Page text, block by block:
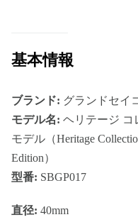
基本情報
ブランド: グランドセイ
モデル名: ヘリテージ コ
モデル（Heritage
Edition）
型番: SBGP017
直径: 40mm